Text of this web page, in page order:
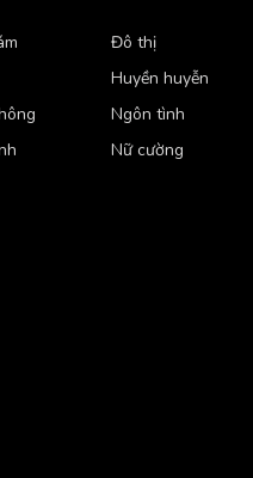
Đô thị
Huyền huyễn
Ngôn tình
Nữ cường